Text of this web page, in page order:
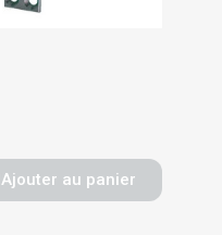
Ajouter au panier